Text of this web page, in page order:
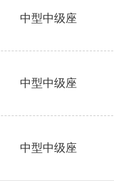
中型中级座
中型中级座
中型中级座